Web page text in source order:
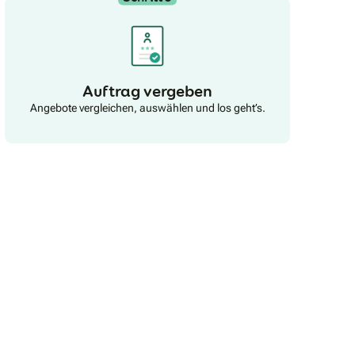
Auftrag vergeben
Angebote vergleichen, auswählen und los geht’s.